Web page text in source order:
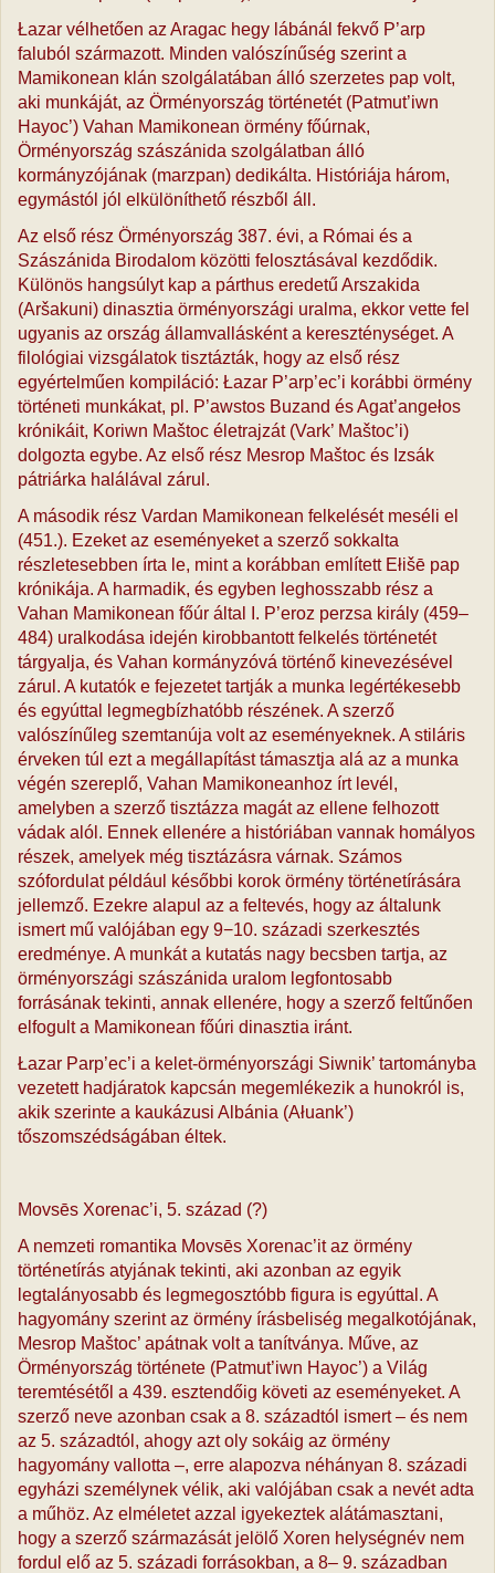
Łazar vélhetően az Aragac hegy lábánál fekvő P’arp
faluból származott. Minden valószínűség szerint a
Mamikonean klán szolgálatában álló szerzetes pap volt,
aki munkáját, az Örményország történetét (Patmut’iwn
Hayoc’) Vahan Mamikonean örmény főúrnak,
Örményország szászánida szolgálatban álló
kormányzójának (marzpan) dedikálta. Históriája három,
egymástól jól elkülöníthető részből áll.
Az első rész Örményország 387. évi, a Római és a
Szászánida Birodalom közötti felosztásával kezdődik.
Különös hangsúlyt kap a párthus eredetű Arszakida
(Aršakuni) dinasztia örményországi uralma, ekkor vette fel
ugyanis az ország államvallásként a kereszténységet. A
filológiai vizsgálatok tisztázták, hogy az első rész
egyértelműen kompiláció: Łazar P’arp’ec’i korábbi örmény
történeti munkákat, pl. P’awstos Buzand és Agat’angełos
krónikáit, Koriwn Maštoc életrajzát (Vark’ Maštoc’i)
dolgozta egybe. Az első rész Mesrop Maštoc és Izsák
pátriárka halálával zárul.
A második rész Vardan Mamikonean felkelését meséli el
(451.). Ezeket az eseményeket a szerző sokkalta
részletesebben írta le, mint a korábban említett Ełišē pap
krónikája. A harmadik, és egyben leghosszabb rész a
Vahan Mamikonean főúr által I. P’eroz perzsa király (459–
484) uralkodása idején kirobbantott felkelés történetét
tárgyalja, és Vahan kormányzóvá történő kinevezésével
zárul. A kutatók e fejezetet tartják a munka legértékesebb
és egyúttal legmegbízhatóbb részének. A szerző
valószínűleg szemtanúja volt az eseményeknek. A stiláris
érveken túl ezt a megállapítást támasztja alá az a munka
végén szereplő, Vahan Mamikoneanhoz írt levél,
amelyben a szerző tisztázza magát az ellene felhozott
vádak alól. Ennek ellenére a históriában vannak homályos
részek, amelyek még tisztázásra várnak. Számos
szófordulat például későbbi korok örmény történetírására
jellemző. Ezekre alapul az a feltevés, hogy az általunk
ismert mű valójában egy 9−10. századi szerkesztés
eredménye. A munkát a kutatás nagy becsben tartja, az
örményországi szászánida uralom legfontosabb
forrásának tekinti, annak ellenére, hogy a szerző feltűnően
elfogult a Mamikonean főúri dinasztia iránt.
Łazar Parp’ec’i a kelet-örményországi Siwnik’ tartományba
vezetett hadjáratok kapcsán megemlékezik a hunokról is,
akik szerinte a kaukázusi Albánia (Ałuank’)
tőszomszédságában éltek.
Movsēs Xorenac’i, 5. század (?)
A nemzeti romantika Movsēs Xorenac’it az örmény
történetírás atyjának tekinti, aki azonban az egyik
legtalányosabb és legmegosztóbb figura is egyúttal. A
hagyomány szerint az örmény írásbeliség megalkotójának,
Mesrop Maštoc’ apátnak volt a tanítványa. Műve, az
Örményország története (Patmut’iwn Hayoc’) a Világ
teremtésétől a 439. esztendőig követi az eseményeket. A
szerző neve azonban csak a 8. századtól ismert – és nem
az 5. századtól, ahogy azt oly sokáig az örmény
hagyomány vallotta –, erre alapozva néhányan 8. századi
egyházi személynek vélik, aki valójában csak a nevét adta
a műhöz. Az elméletet azzal igyekeztek alátámasztani,
hogy a szerző származását jelölő Xoren helységnév nem
fordul elő az 5. századi forrásokban, a 8– 9. században